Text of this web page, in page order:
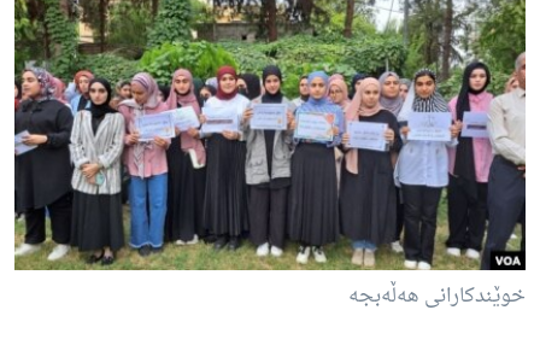
ژیان لە فەرهەنگدا
Learning English
FOLLOW US
زمانه‌کان
خوێندکارانی هەڵەبجە